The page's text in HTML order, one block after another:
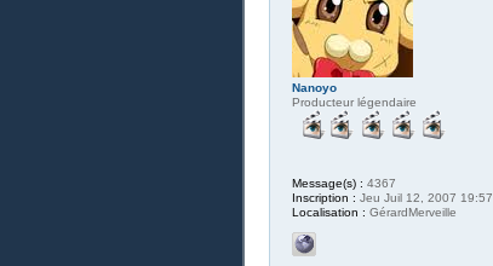
Nanoyo
Producteur légendaire
Message(s) : 4367
Inscription : Jeu Juil 12, 2007 19:57
Localisation : GérardMerveille